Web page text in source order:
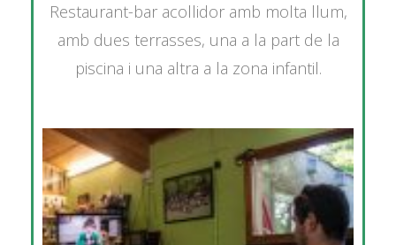
Restaurant-bar acollidor amb molta llum,
amb dues terrasses, una a la part de la
piscina i una altra a la zona infantil.